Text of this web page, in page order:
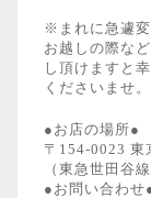
※まれに急遽
お越しの際な
し頂けますと
くださいませ。
●お店の場所●
〒154-0023
（東急世田谷
●お問い合わせ